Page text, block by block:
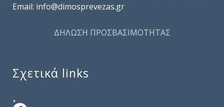
Email: info@dimosprevezas.gr
ΔΗΛΩΣΗ ΠΡΟΣΒΑΣΙΜΟΤΗΤΑΣ
Σχετικά links
.